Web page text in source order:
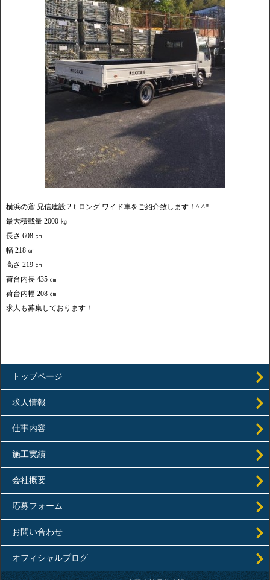
横浜の鳶 兄信建設 2ｔロング ワイド車をご紹介致します！^ ^‼︎
最大積載量 2000 ㎏
長さ 608 ㎝
幅 218 ㎝
高さ 219 ㎝
荷台内長 435 ㎝
荷台内幅 208 ㎝
求人も募集しております！
トップページ
求人情報
仕事内容
施工実績
会社概要
応募フォーム
お問い合わせ
オフィシャルブログ